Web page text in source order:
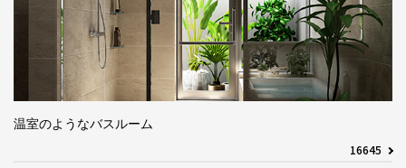
温室のようなバスルーム
16645